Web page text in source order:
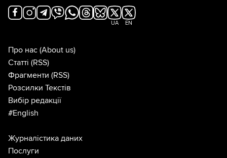
UA EN
Про нас (About us)
Статті (RSS)
Фрагменти (RSS)
Розсилки Текстів
Вибір редакції
#English
Журналістика даних
Послуги